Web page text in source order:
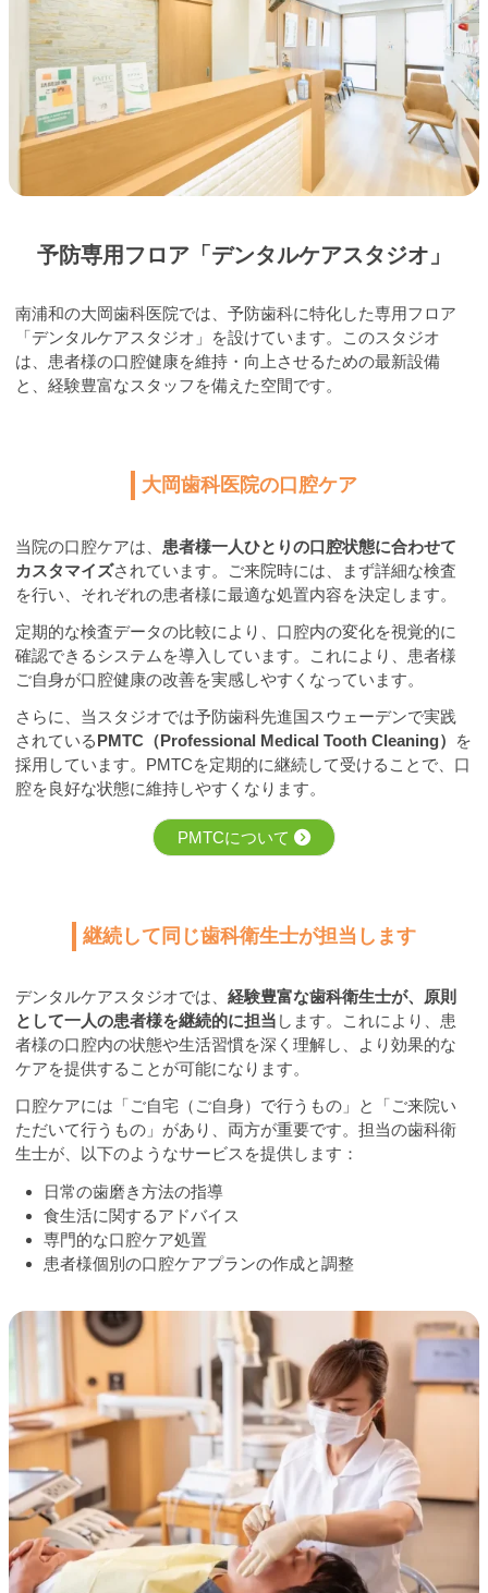
予防専用フロア「デンタルケアスタジオ」
南浦和の大岡歯科医院では、予防歯科に特化した専用フロア
「デンタルケアスタジオ」を設けています。このスタジオ
は、患者様の口腔健康を維持・向上させるための最新設備
と、経験豊富なスタッフを備えた空間です。
大岡歯科医院の口腔ケア
当院の口腔ケアは、 患者様一人ひとりの口腔状態に合わせて
カスタマイズされています。ご来院時には、まず詳細な検査
を行い、それぞれの患者様に最適な処置内容を決定します。
定期的な検査データの比較により、口腔内の変化を視覚的に
確認できるシステムを導入しています。これにより、患者様
ご自身が口腔健康の改善を実感しやすくなっています。
さらに、当スタジオでは予防歯科先進国スウェーデンで実践
されているPMTC（Professional Medical Tooth Cleaning）
を
採用しています。PMTCを定期的に継続して受けることで、口
腔を良好な状態に維持しやすくなります。
PMTCについて
継続して同じ歯科衛生士が担当します
デンタルケアスタジオでは、経験豊富な歯科衛生士が、原則
として一人の患者様を継続的に担当 します。これにより、患
者様の口腔内の状態や生活習慣を深く理解し、より効果的な
ケアを提供することが可能になります。
口腔ケアには「ご自宅（ご自身）で行うもの」と「ご来院い
ただいて行うもの」があり、両方が重要です。担当の歯科衛
生士が、以下のようなサービスを提供します：
日常の歯磨き方法の指導
食生活に関するアドバイス
専門的な口腔ケア処置
患者様個別の口腔ケアプランの作成と調整